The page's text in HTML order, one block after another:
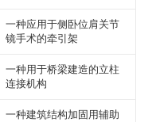
一种应用于侧卧位肩关节
镜手术的牵引架
一种用于桥梁建造的立柱
连接机构
一种建筑结构加固用辅助